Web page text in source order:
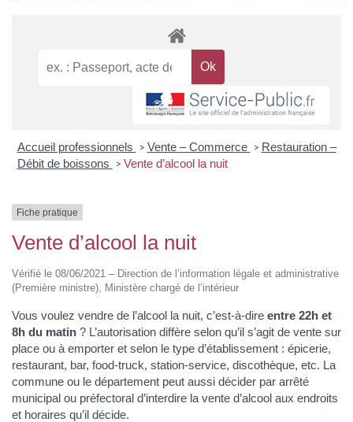
Accueil professionnels > Vente – Commerce > Restauration –
Débit de boissons
> Vente d’alcool la nuit
Fiche pratique
Vente d’alcool la nuit
Vérifié le 08/06/2021 – Direction de l’information légale et administrative
(Première ministre), Ministère chargé de l’intérieur
Vous voulez vendre de l’alcool la nuit, c’est-à-dire entre 22h et
8h du matin ? L’autorisation diffère selon qu’il s’agit de vente sur
place ou à emporter et selon le type d’établissement : épicerie,
restaurant, bar, food-truck, station-service, discothèque, etc. La
commune ou le département peut aussi décider par arrêté
municipal ou préfectoral d’interdire la vente d’alcool aux endroits
et horaires qu’il décide.